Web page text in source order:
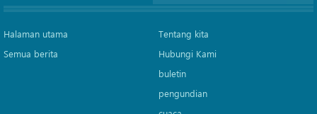
Halaman utama
Semua berita
Tentang kita
Hubungi Kami
buletin
pengundian